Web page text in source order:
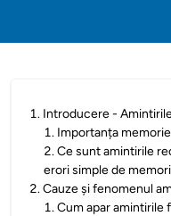
1. Introducere -
1. Importanța
2.Ce sunt amintirile
erori simple de
2.Cauze și fenomenul
1.Cum apar amintirile